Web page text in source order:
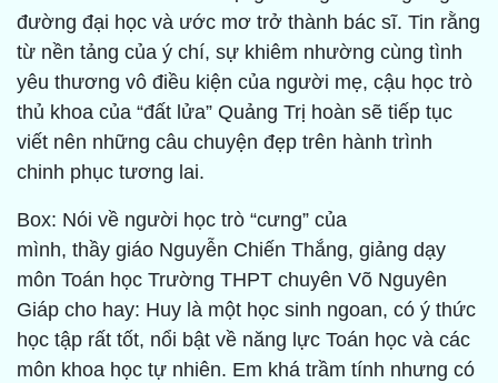
đường đại học và ước mơ trở thành bác sĩ. Tin rằng
từ nền tảng của ý chí, sự khiêm nhường cùng tình
yêu thương vô điều kiện của người mẹ, cậu học trò
thủ khoa của “đất lửa” Quảng Trị hoàn sẽ tiếp tục
viết nên những câu chuyện đẹp trên hành trình
chinh phục tương lai.
Box: Nói về người học trò “cưng” của
mình, thầy giáo Nguyễn Chiến Thắng, giảng dạy
môn Toán học Trường THPT chuyên Võ Nguyên
Giáp cho hay: Huy là một học sinh ngoan, có ý thức
học tập rất tốt, nổi bật về năng lực Toán học và các
môn khoa học tự nhiên. Em khá trầm tính nhưng có